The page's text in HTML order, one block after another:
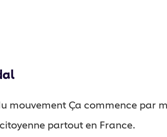
mouvement Ça commence par
partout en France.